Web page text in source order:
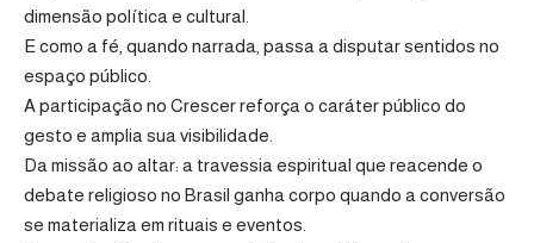
dimensão política e cultural.
E como a fé, quando narrada, passa a disputar sentidos no
espaço público.
A participação no Crescer reforça o caráter público do
gesto e amplia sua visibilidade.
Da missão ao altar: a travessia espiritual que reacende o
debate religioso no Brasil ganha corpo quando a conversão
se materializa em rituais e eventos.